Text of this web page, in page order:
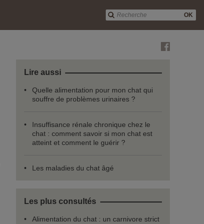
OK
Lire aussi
Quelle alimentation pour mon chat qui
souffre de problèmes urinaires ?
Insuffisance rénale chronique chez le
chat : comment savoir si mon chat est
atteint et comment le guérir ?
Les maladies du chat âgé
Les plus consultés
Alimentation du chat : un carnivore strict